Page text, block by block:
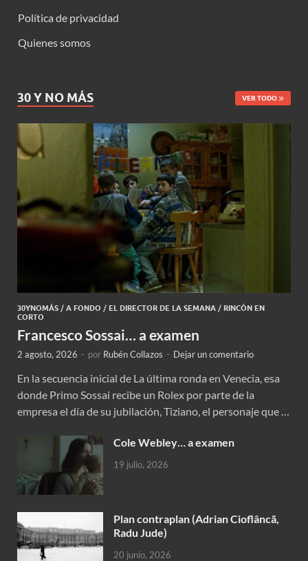
Política de privacidad
Quienes somos
30 Y NO MÁS VER TODO
30YNOMÁS / A FONDO / EL DIRECTOR DE LA SEMANA / RINCÓN EN
CORTO
Francesco Sossai… a examen
2 agosto, 2026 - por Rubén Collazos - Dejar un comentario
En la secuencia inicial de La última ronda en Venecia, esa
donde Primo Sossai recibe un Rolex por parte de la
empresa el día de su jubilación, Tiziano, el personaje que …
Cole Webley… a examen
19 julio, 2026
Plan contraplan (Adrian Cioflâncã,
Radu Jude)
20 junio, 2026